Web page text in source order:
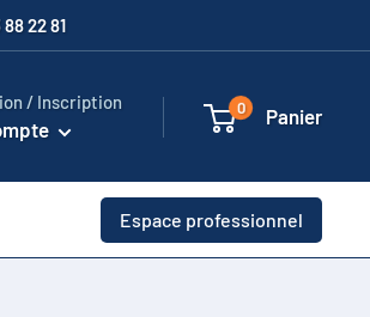
22 81
/ Inscription 0 Panier
Espace professionnel